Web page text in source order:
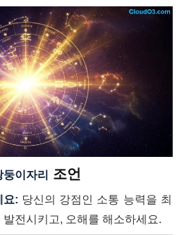
둥이자리 조언
요: 당신의 강점인 소통 능력을 최
전시키고, 오해를 해소하세요.